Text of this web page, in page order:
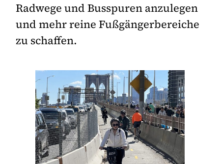
Radwege und Busspuren anzulegen
und mehr reine Fußgängerbereiche
zu schaffen.